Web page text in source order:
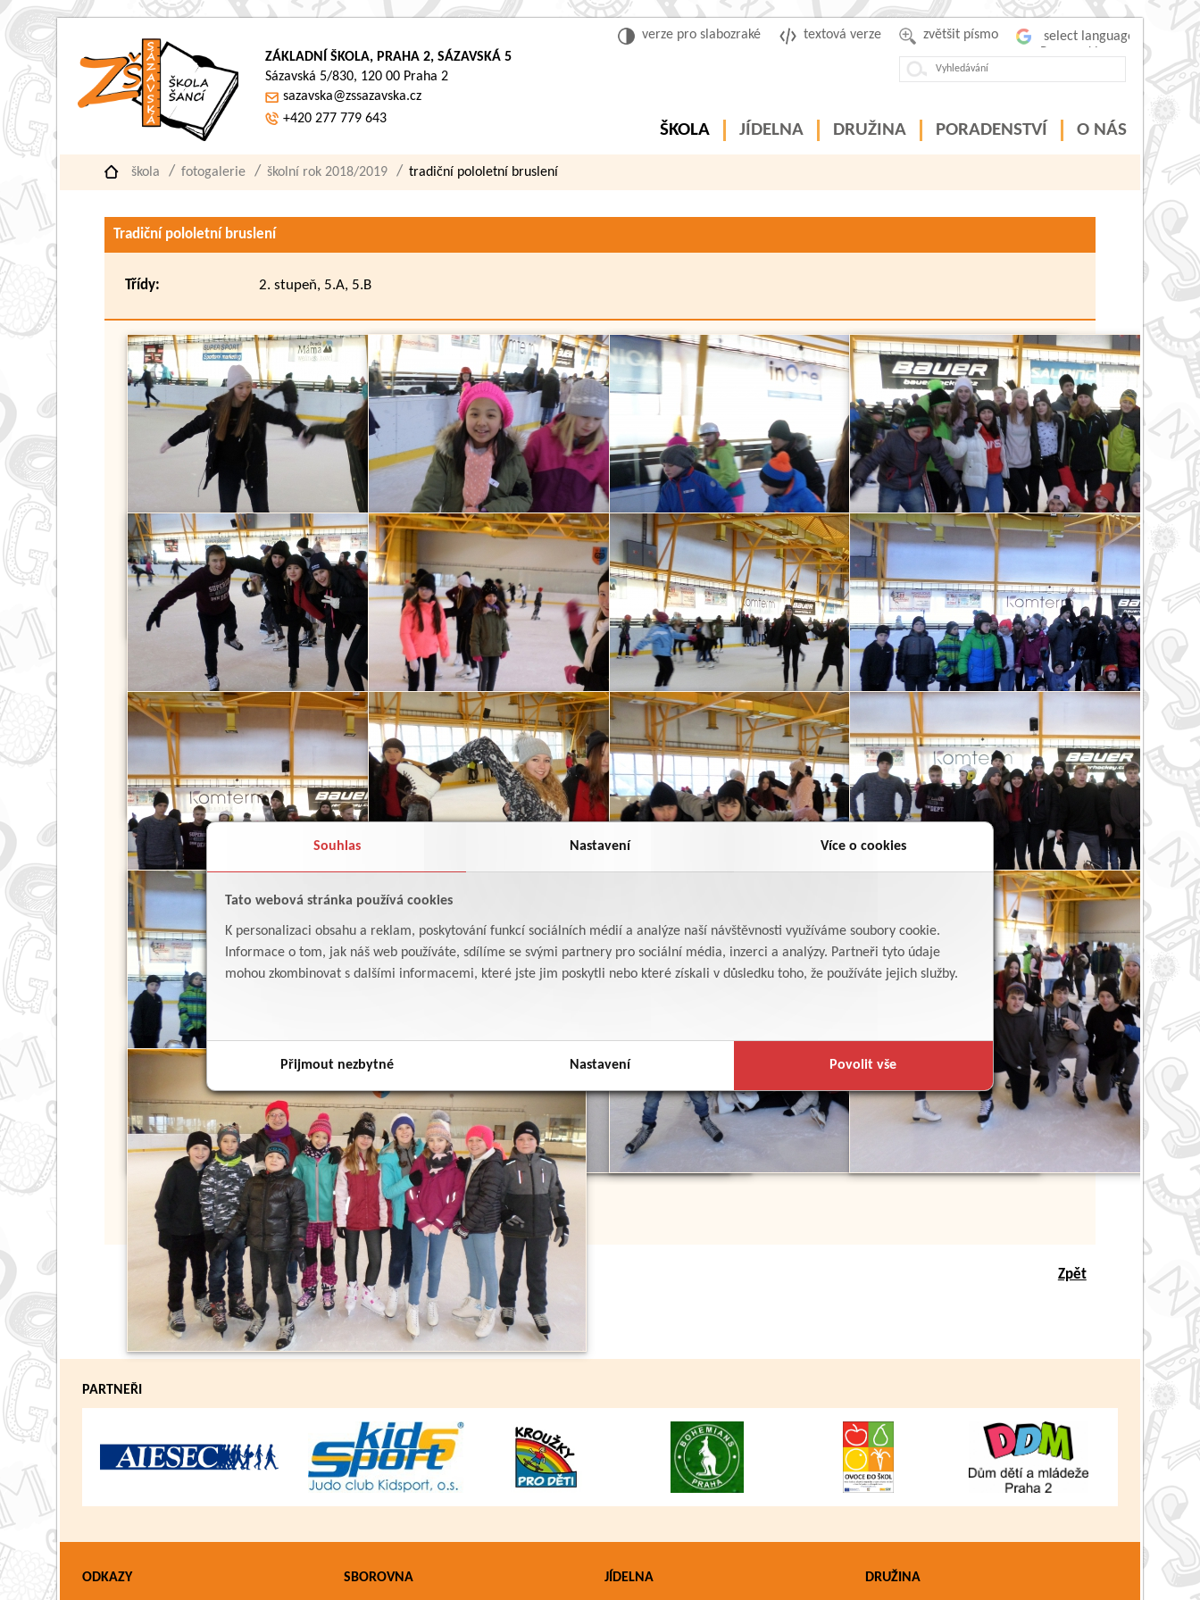
Souhlas Nastavení Více o cookies
Tato webová stránka používá cookies
K personalizaci obsahu a reklam, poskytování funkcí sociálních médií a analýze naší návštěvnosti využíváme soubory cookie.
Informace o tom, jak náš web používáte, sdílíme se svými partnery pro sociální média, inzerci a analýzy. Partneři tyto údaje
mohou zkombinovat s dalšími informacemi, které jste jim poskytli nebo které získali v důsledku toho, že používáte jejich služby.
Přijmout nezbytné Nastavení Povolit vše
zvětšit písmo
textová verze
verze pro slabozraké
ZÁKLADNÍ ŠKOLA, PRAHA 2, SÁZAVSKÁ 5
Sázavská 5/830, 120 00 Praha 2
sazavska@zssazavska.cz
+420 277 779 643
ŠKOLA JÍDELNA DRUŽINA PORADENSTVÍ O NÁS
škola fotogalerie školní rok 2018/2019 tradiční pololetní bruslení
Tradiční pololetní bruslení
Třídy: 2. stupeň, 5.A, 5.B
Zpět
PARTNEŘI
ODKAZY SBOROVNA JÍDELNA DRUŽINA